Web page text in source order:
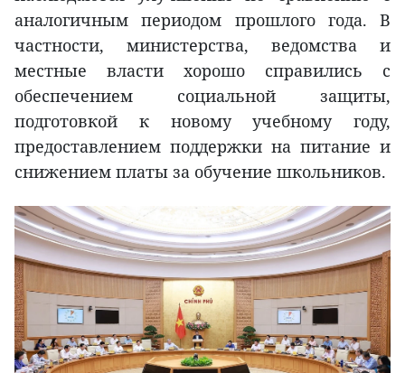
аналогичным периодом прошлого года. В
частности, министерства, ведомства и
местные власти хорошо справились с
обеспечением социальной защиты,
подготовкой к новому учебному году,
предоставлением поддержки на питание и
снижением платы за обучение школьников.